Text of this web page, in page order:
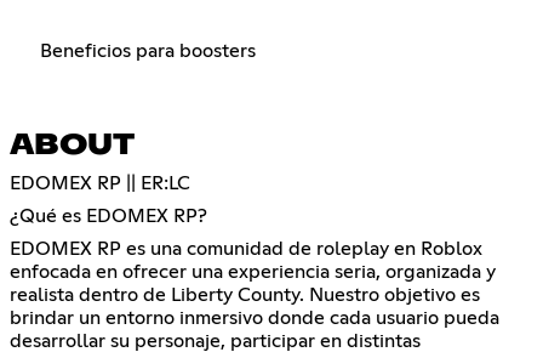
Beneficios para boosters
ABOUT
EDOMEX RP || ER:LC
¿Qué es EDOMEX RP?
EDOMEX RP es una comunidad de roleplay en Roblox
enfocada en ofrecer una experiencia seria, organizada y
realista dentro de Liberty County. Nuestro objetivo es
brindar un entorno inmersivo donde cada usuario pueda
desarrollar su personaje, participar en distintas